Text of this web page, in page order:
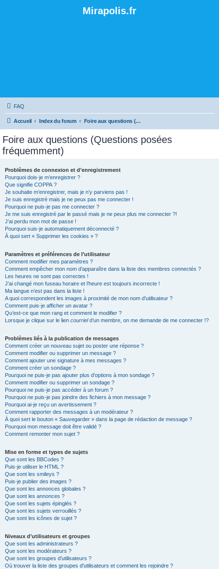
Mirapolis.fr
FAQ
Accueil Index du forum Foire aux questions (Questions posées fréquemment)
Foire aux questions (Questions posées
fréquemment)
Problèmes de connexion et d’enregistrement
Pourquoi dois-je m’enregistrer ?
Que signifie COPPA ?
Je souhaite m’enregistrer, mais je n’y parviens pas !
Je suis enregistré mais je ne peux pas me connecter !
Pourquoi ne puis-je pas me connecter ?
Je me suis enregistré par le passé mais je ne peux plus me connecter ?!
J’ai perdu mon mot de passe !
Pourquoi suis-je automatiquement déconnecté ?
À quoi sert « Supprimer les cookies » ?
Paramètres et préférences de l’utilisateur
Comment modifier mes paramètres ?
Comment empêcher mon nom d’apparaître dans la liste des membres connectés ?
Les heures ne sont pas correctes !
J’ai changé mon fuseau horaire et l’heure est toujours incorrecte !
Ma langue n’est pas dans la liste !
A quoi correspondent les images à proximité de mon nom d’utilisateur ?
Comment puis-je afficher un avatar ?
Qu’est-ce que mon rang et comment le modifier ?
Lorsque je clique sur le lien courrield’un membre, on me demande de me connecter !?
Problèmes liés à la publication de messages
Comment créer un nouveau sujet ou poster une réponse ?
Comment modifier ou supprimer un message ?
Comment ajouter une signature à mes messages ?
Comment créer un sondage ?
Pourquoi ne puis-je pas ajouter plus d’options à mon sondage ?
Comment modifier ou supprimer un sondage ?
Pourquoi ne puis-je pas accéder à un forum ?
Pourquoi ne puis-je pas joindre des fichiers à mon message ?
Pourquoi ai-je reçu un avertissement ?
Comment rapporter des messages à un modérateur ?
À quoi sert le bouton « Sauvegarder » dans la page de rédaction de message ?
Pourquoi mon message doit être validé ?
Comment remonter mon sujet ?
Mise en forme et types de sujets
Que sont les BBCodes ?
Puis-je utiliser le HTML ?
Que sont les smileys ?
Puis-je publier des images ?
Que sont les annonces globales ?
Que sont les annonces ?
Que sont les sujets épinglés ?
Que sont les sujets verrouillés ?
Que sont les icônes de sujet ?
Niveaux d’utilisateurs et groupes
Que sont les administrateurs ?
Que sont les modérateurs ?
Que sont les groupes d’utilisateurs ?
Où trouver la liste des groupes d’utilisateurs et comment les rejoindre ?